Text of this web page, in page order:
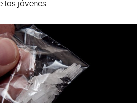
los jóvenes.